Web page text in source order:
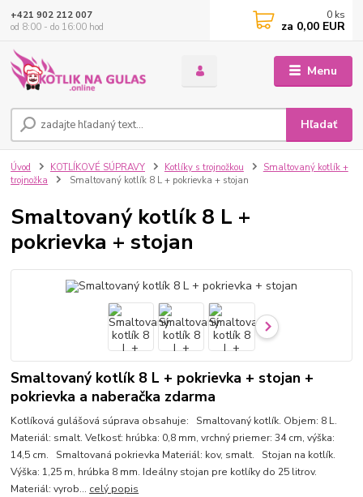
Menu
Hľadať
+421 902 212 007
od 8:00 - do 16:00 hod
0 ks
za 0,00 EUR
Úvod KOTLÍKOVÉ SÚPRAVY Kotlíky s trojnožkou
Smaltovaný kotlík +
trojnožka
Smaltovaný kotlík 8 L + pokrievka + stojan
Smaltovaný kotlík 8 L +
pokrievka + stojan
Smaltovaný kotlík 8 L + pokrievka + stojan +
pokrievka a naberačka zdarma
Kotlíková gulášová súprava obsahuje: Smaltovaný kotlík. Objem: 8 L.
Materiál: smalt. Veľkosť: hrúbka: 0,8 mm, vrchný priemer: 34 cm, výška:
14,5 cm. Smaltovaná pokrievka Materiál: kov, smalt. Stojan na kotlík.
Výška: 1,25 m, hrúbka 8 mm. Ideálny stojan pre kotlíky do 25 litrov.
Materiál: vyrob... celý popis